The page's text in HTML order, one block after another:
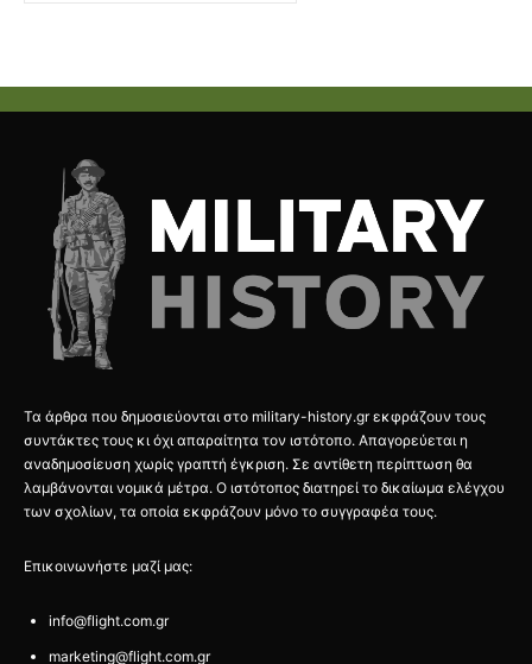
Τα άρθρα που δημοσιεύονται στο military-history.gr εκφράζουν τους
συντάκτες τους κι όχι απαραίτητα τον ιστότοπο. Απαγορεύεται η
αναδημοσίευση χωρίς γραπτή έγκριση. Σε αντίθετη περίπτωση θα
λαμβάνονται νομικά μέτρα. Ο ιστότοπος διατηρεί το δικαίωμα ελέγχου
των σχολίων, τα οποία εκφράζουν μόνο το συγγραφέα τους.
Επικοινωνήστε μαζί μας:
info@flight.com.gr
marketing@flight.com.gr